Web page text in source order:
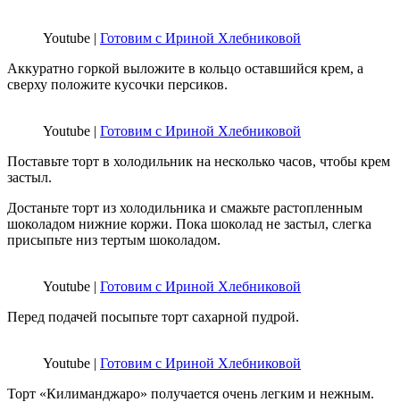
Youtube | Готовим с Ириной Хлебниковой
Аккуратно горкой выложите в кольцо оставшийся крем, а
сверху положите кусочки персиков.
Youtube | Готовим с Ириной Хлебниковой
Поставьте торт в холодильник на несколько часов, чтобы крем
застыл.
Достаньте торт из холодильника и смажьте растопленным
шоколадом нижние коржи. Пока шоколад не застыл, слегка
присыпьте низ тертым шоколадом.
Youtube | Готовим с Ириной Хлебниковой
Перед подачей посыпьте торт сахарной пудрой.
Youtube | Готовим с Ириной Хлебниковой
Торт «Килиманджаро» получается очень легким и нежным.